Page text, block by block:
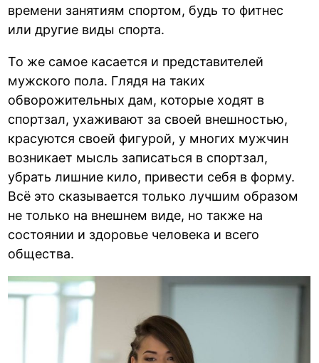
времени занятиям спортом, будь то фитнес
или другие виды спорта.
То же самое касается и представителей
мужского пола. Глядя на таких
обворожительных дам, которые ходят в
спортзал, ухаживают за своей внешностью,
красуются своей фигурой, у многих мужчин
возникает мысль записаться в спортзал,
убрать лишние кило, привести себя в форму.
Всё это сказывается только лучшим образом
не только на внешнем виде, но также на
состоянии и здоровье человека и всего
общества.